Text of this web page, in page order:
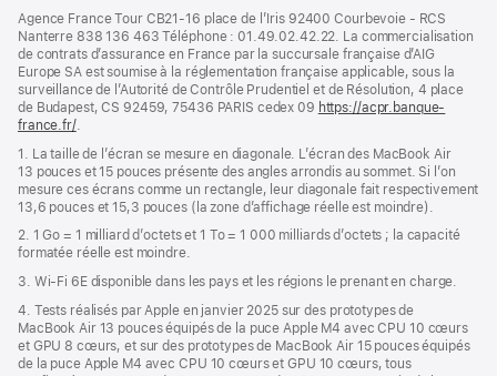
une
nouvelle
fenêtre)
Agence France Tour CB21-16 place de l’Iris 92400 Courbevoie - RCS
Nanterre 838 136 463 Téléphone : 01.49.02.42.22. La commercialisation
de contrats d’assurance en France par la succursale française d’AIG
Europe SA est soumise à la réglementation française applicable, sous la
surveillance de l’Autorité de Contrôle Prudentiel et de Résolution, 4 place
de Budapest, CS 92459, 75436 PARIS cedex 09 https://acpr.banque-
france.fr/(s’ouvre
une
nouvelle
fenêtre)
.
1. La taille de l’écran se mesure en diagonale. L’écran des MacBook Air
13 pouces et 15 pouces présente des angles arrondis au sommet. Si l’on
mesure ces écrans comme un rectangle, leur diagonale fait respectivement
13,6 pouces et 15,3 pouces (la zone d’affichage réelle est moindre).
2. 1 Go = 1 milliard d’octets et 1 To = 1 000 milliards d’octets ; la capacité
formatée réelle est moindre.
3. Wi-Fi 6E disponible dans les pays et les régions le prenant en charge.
4. Tests réalisés par Apple en janvier 2025 sur des prototypes de
MacBook Air 13 pouces équipés de la puce Apple M4 avec CPU 10 cœurs
et GPU 8 cœurs, et sur des prototypes de MacBook Air 15 pouces équipés
de la puce Apple M4 avec CPU 10 cœurs et GPU 10 cœurs, tous